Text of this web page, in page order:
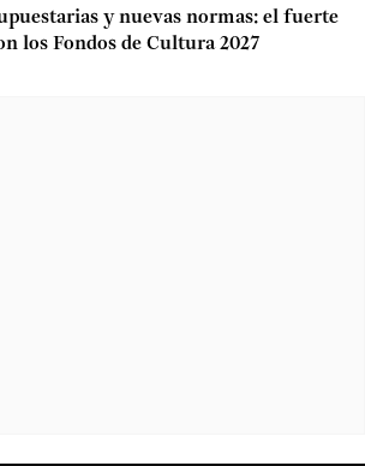
y nuevas normas: el fuerte
los Fondos de Cultura 2027